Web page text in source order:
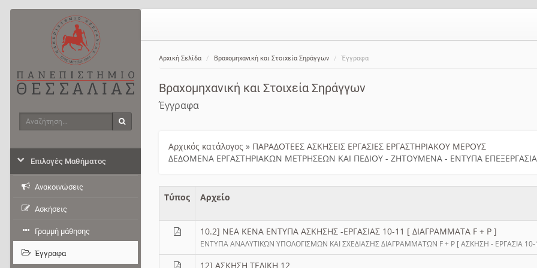
Αρχική Σελίδα Βραχομηχανική και Στοιχεία Σηράγγων Έγγραφα
Βραχομηχανική και Στοιχεία Σηράγγων
Έγγραφα
Αρχικός κατάλογος » ΠΑΡΑΔΟΤΕΕΣ ΑΣΚΗΣΕΙΣ ΕΡΓΑΣΙΕΣ ΕΡΓΑΣΤΗΡΙΑΚΟΥ ΜΕΡΟΥΣ
ΔΕΔΟΜΕΝΑ ΕΡΓΑΣΤΗΡΙΑΚΩΝ ΜΕΤΡΗΣΕΩΝ ΚΑΙ ΠΕΔΙΟΥ - ΖΗΤΟΥΜΕΝΑ - ΕΝΤΥΠΑ
Τύπος Aρχείο
10.2] ΝΕΑ ΚΕΝΑ ΕΝΤΥΠΑ ΑΣΚΗΣΗΣ -ΕΡΓΑΣΙΑΣ 10-11 [ ΔΙΑΓΡΑΜΜΑΤΑ F + P ]
ΕΝΤΥΠΑ ΑΝΑΛΥΤΙΚΩΝ ΥΠΟΛΟΓΙΣΜΩΝ ΚΑΙ ΣΧΕΔΙΑΣΗΣ ΔΙΑΓΡΑΜΜΑΤΩΝ F + P [ ΑΣΚΗΣΗ - ΕΡΓΑΣΙΑ 10-
12] ΑΣΚΗΣΗ ΤΕΛΙΚΗ 12
Αναζήτηση
Επιλογές Μαθήματος
Ανακοινώσεις
Ασκήσεις
Γραμμή μάθησης
Έγγραφα